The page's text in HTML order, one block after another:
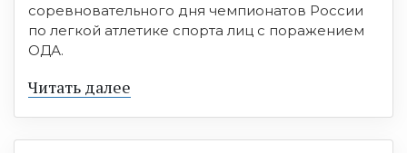
соревновательного дня чемпионатов России
по легкой атлетике спорта лиц с поражением
ОДА.
Читать далее